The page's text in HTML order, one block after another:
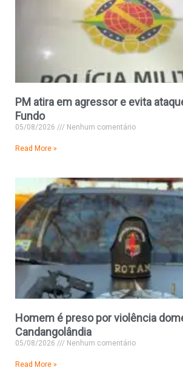
PM atira em agressor e evita
Fundo
05/08/2026 Nenhum comentário
Read More »
Homem é preso por violência
Candangolândia
05/08/2026 Nenhum comentário
Read More »